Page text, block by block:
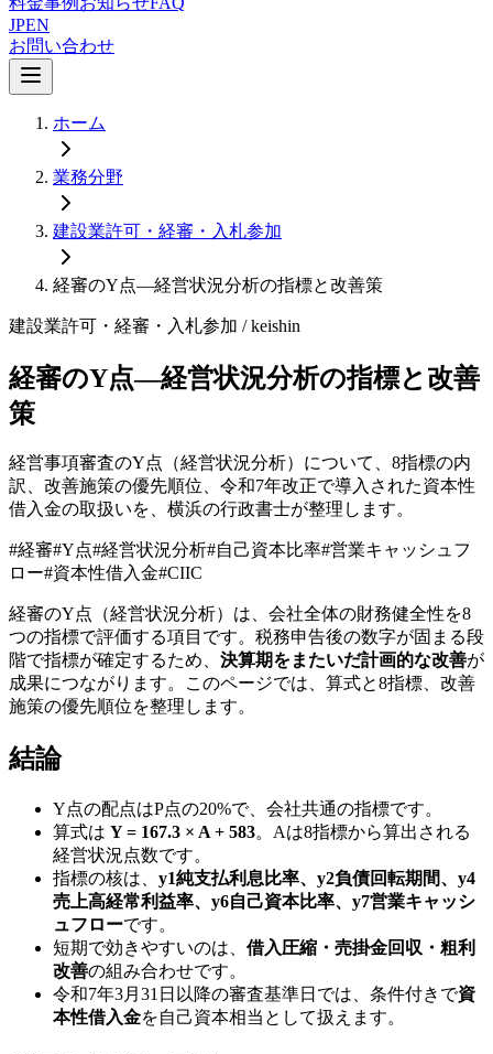
JPEN
お問い合わせ
ホーム
業務分野
建設業許可・経審・入札参加
経審のY点—経営状況分析の指標と改善策
建設業許可・経審・入札参加 / keishin
経審のY点—経営状況分析の指標と改善
策
経営事項審査のY点（経営状況分析）について、8指標の内
訳、改善施策の優先順位、令和7年改正で導入された資本性
借入金の取扱いを、横浜の行政書士が整理します。
#経審#Y点#経営状況分析#自己資本比率#営業キャッシュフ
ロー#資本性借入金#CIIC
経審のY点（経営状況分析）は、会社全体の財務健全性を8
つの指標で評価する項目です。税務申告後の数字が固まる段
階で指標が確定するため、 決算期をまたいだ計画的な改善が
成果につながります。このページでは、算式と8指標、改善
施策の優先順位を整理します。
結論
Y点の配点はP点の20%で、会社共通の指標です。
算式は Y = 167.3 × A + 583。Aは8指標から算出される
経営状況点数です。
指標の核は、 y1純支払利息比率、y2負債回転期間、y4
売上高経常利益率、y6自己資本比率、y7営業キャッシ
ュフローです。
短期で効きやすいのは、 借入圧縮・売掛金回収・粗利
改善の組み合わせです。
令和7年3月31日以降の審査基準日では、条件付きで資
本性借入金を自己資本相当として扱えます。